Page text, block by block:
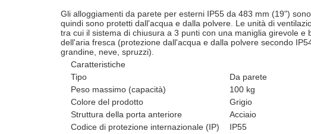
Gli alloggiamenti da parete per esterni IP55 da 483 mm (19")
quindi sono protetti dall'acqua e dalla polvere. Le unità di
tra cui il sistema di chiusura a 3 punti con una maniglia girevole
dell'aria fresca (protezione dall'acqua e dalla polvere secondo
grandine, neve, spruzzi).
Caratteristiche
Tipo
Da parete
Peso massimo (capacità)
100 kg
Colore del prodotto
Grigio
Struttura della porta anteriore
Acciaio
Codice di protezione internazionale (IP)
IP55